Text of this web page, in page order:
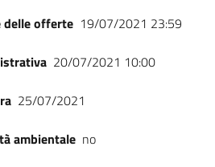
delle offerte 19/07/2021 23:59
20/07/2021 10:00
25/07/2021
ambientale no